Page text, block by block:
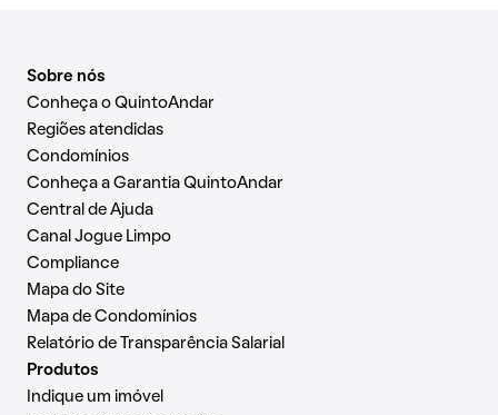
Sobre nós
Conheça o QuintoAndar
Regiões atendidas
Condomínios
Conheça a Garantia QuintoAndar
Central de Ajuda
Canal Jogue Limpo
Compliance
Mapa do Site
Mapa de Condomínios
Relatório de Transparência Salarial
Produtos
Indique um imóvel